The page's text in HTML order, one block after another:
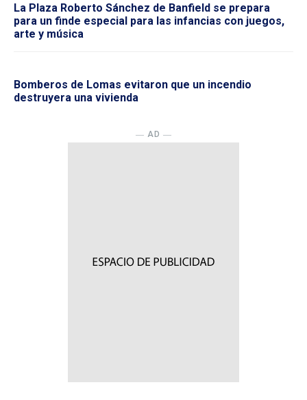
La Plaza Roberto Sánchez de Banfield se prepara
para un finde especial para las infancias con juegos,
arte y música
Bomberos de Lomas evitaron que un incendio
destruyera una vivienda
― AD ―